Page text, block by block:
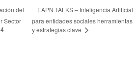
del
Sector
EAPN TALKS – Inteligencia Artificial
para entidades sociales herramientas
y estrategias clave